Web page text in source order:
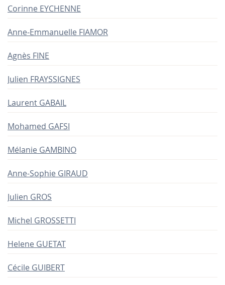
Corinne EYCHENNE
Anne-Emmanuelle FIAMOR
Agnès FINE
Julien FRAYSSIGNES
Laurent GABAIL
Mohamed GAFSI
Mélanie GAMBINO
Anne-Sophie GIRAUD
Julien GROS
Michel GROSSETTI
Helene GUETAT
Cécile GUIBERT